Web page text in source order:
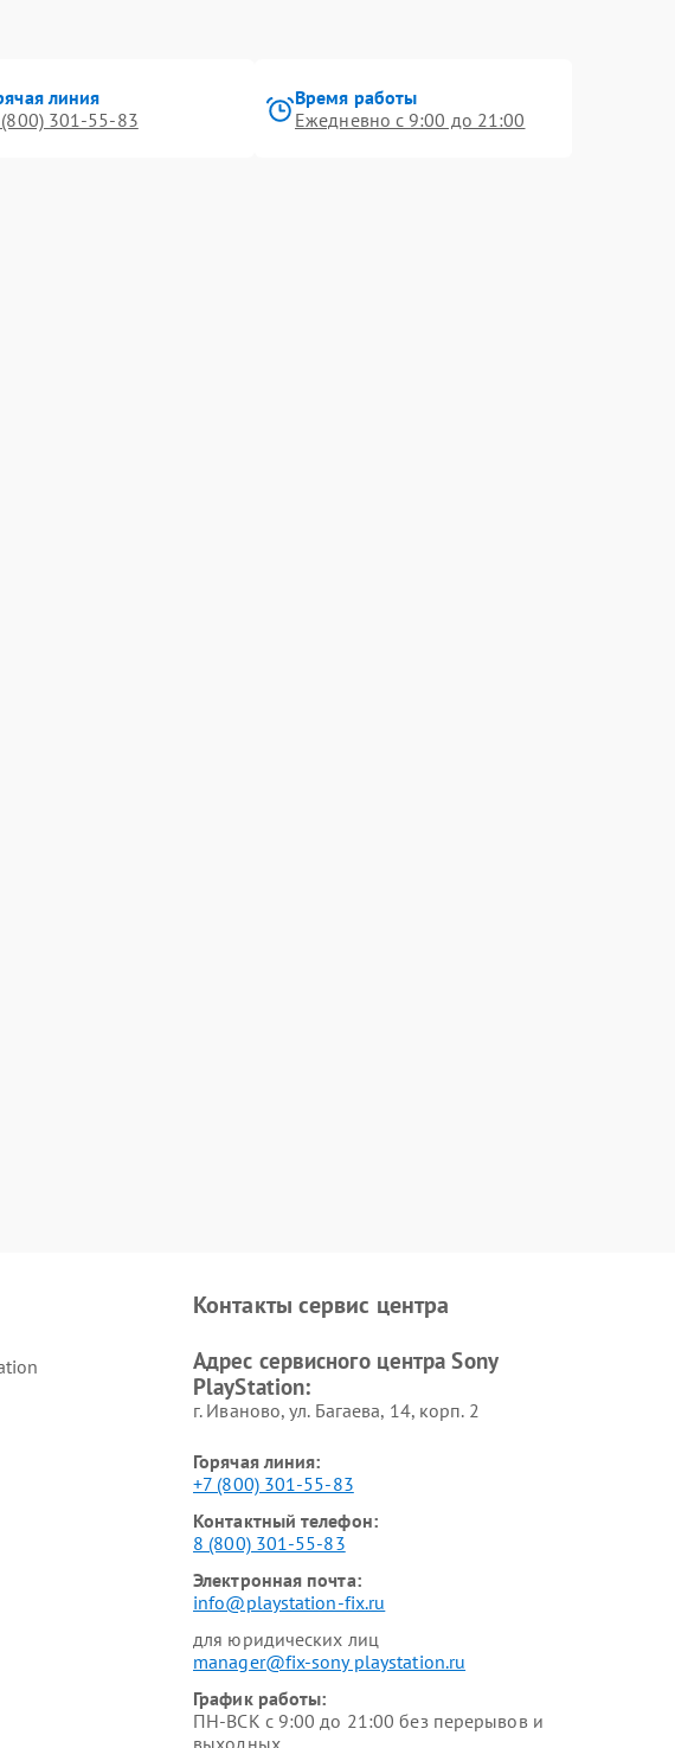
линия
301-55-83
Время работы
Ежедневно с 9:00 до 21:00
Контакты сервис центра
Адрес сервисного центра Sony
PlayStation:
г. Иваново, ул. Багаева, 14, корп. 2
Горячая линия:
+7 (800) 301-55-83
Контактный телефон:
8 (800) 301-55-83
Электронная почта:
info@playstation-fix.ru
для юридических лиц
manager@fix-sony playstation.ru
График работы:
ПН-ВСК с 9:00 до 21:00 без перерывов и
выходных